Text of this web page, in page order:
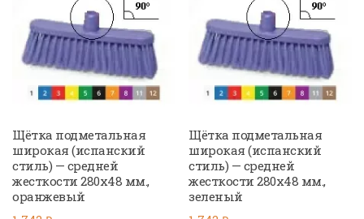
Щётка подметальная
широкая (испанский
стиль) — средней
жесткости 280х48 мм.,
оранжевый
Щётка подметальная
широкая (испанский
стиль) — средней
жесткости 280х48 мм.,
зеленый